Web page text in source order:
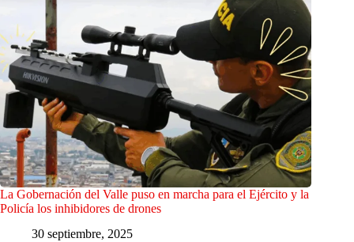
La Gobernación del Valle puso en marcha para el Ejército y la
Policía los inhibidores de drones
30 septiembre, 2025